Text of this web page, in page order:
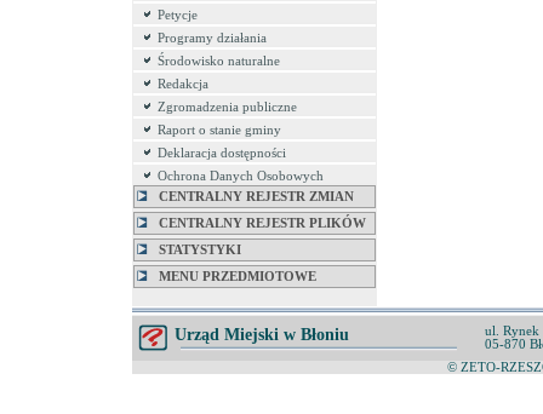
Petycje
Programy działania
Środowisko naturalne
Redakcja
Zgromadzenia publiczne
Raport o stanie gminy
Deklaracja dostępności
Ochrona Danych Osobowych
CENTRALNY REJESTR ZMIAN
CENTRALNY REJESTR PLIKÓW
STATYSTYKI
MENU PRZEDMIOTOWE
Urząd Miejski w Błoniu
ul. Rynek
05-870
© ZETO-